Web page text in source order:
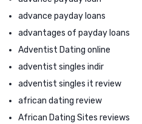
advance payday loans
advantages of payday loans
Adventist Dating online
adventist singles indir
adventist singles it review
african dating review
African Dating Sites reviews